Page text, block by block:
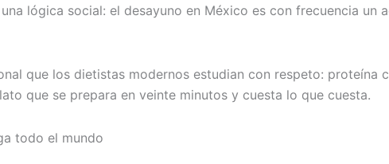
lógica social: el desayuno en México es con frecuencia un
que los dietistas modernos estudian con respeto: proteína
que se prepara en veinte minutos y cuesta lo que cuesta.
todo el mundo